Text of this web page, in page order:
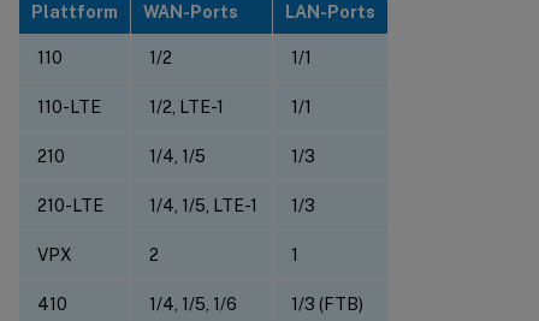
Plattform WAN-Ports LAN-Ports
110 1/2 1/1
110-LTE 1/2, LTE-1 1/1
210 1/4, 1/5 1/3
210-LTE 1/4, 1/5, LTE-1 1/3
VPX 2 1
410 1/4, 1/5, 1/6 1/3 (FTB)